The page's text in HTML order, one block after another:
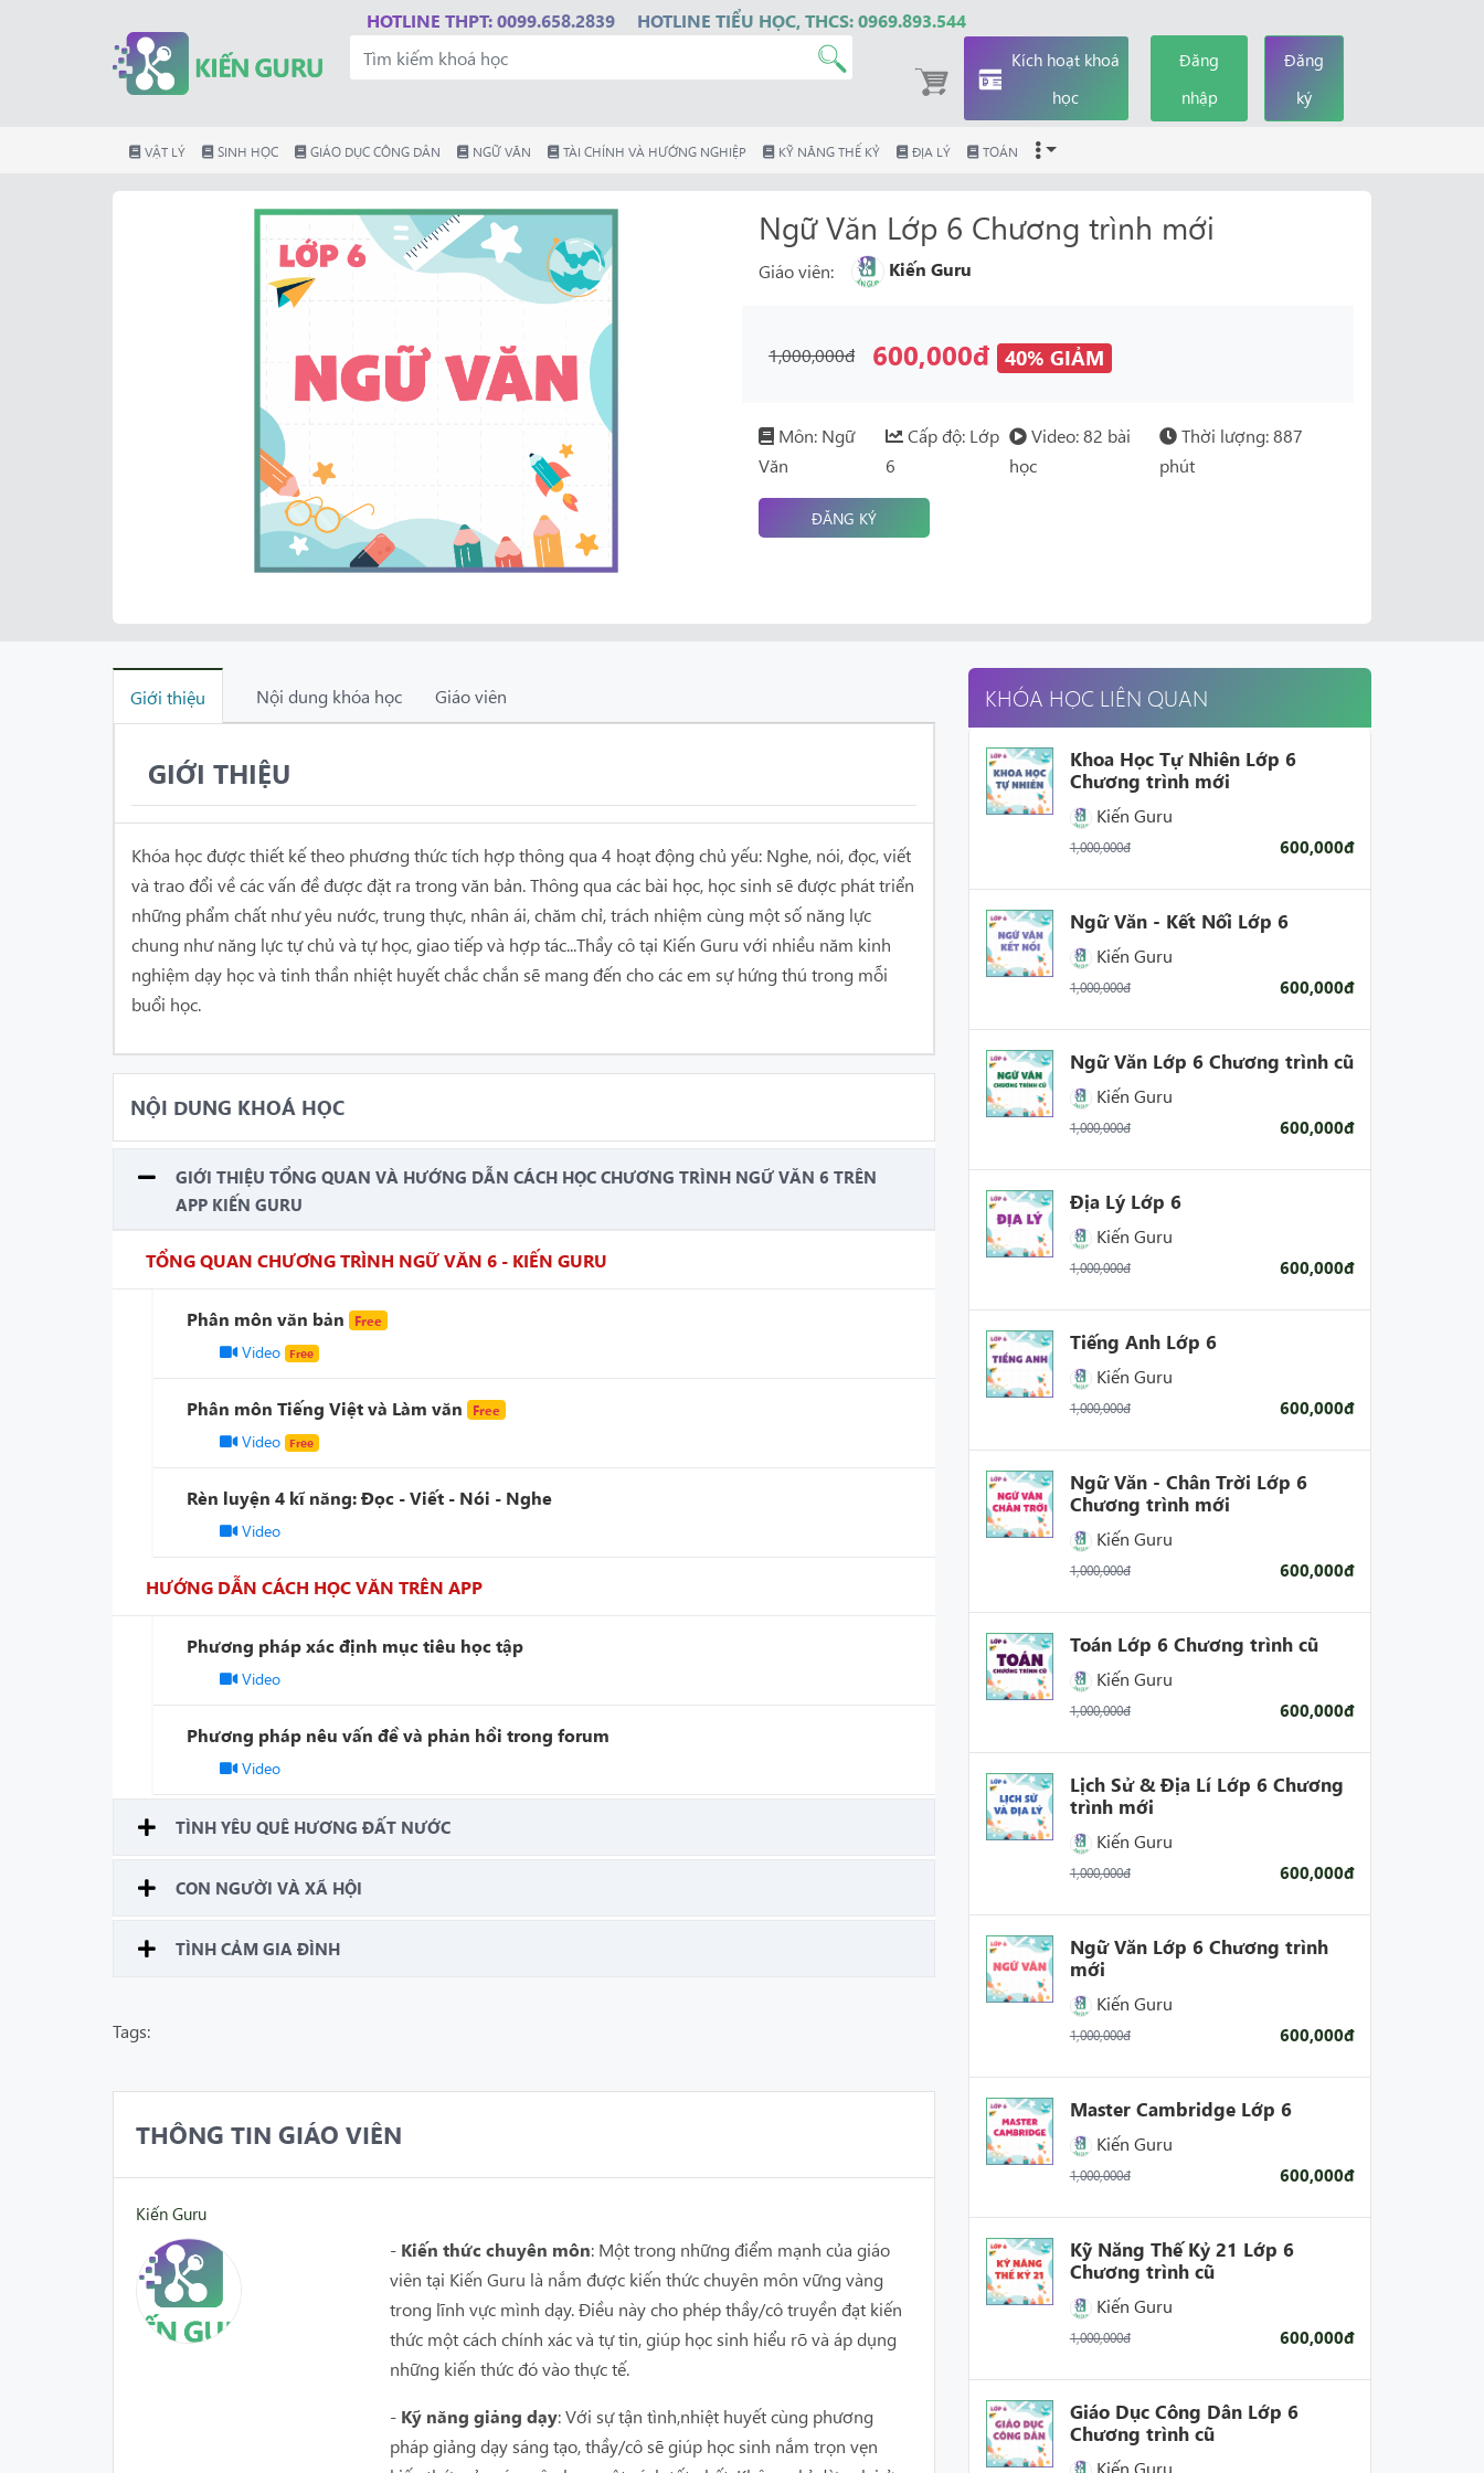
HOTLINE THPT: 0099.658.2839 HOTLINE TIỂU HỌC, THCS: 0969.893.544
Kích hoạt khoá
học
Đăng
nhập
Đăng
ký
VẬT LÝ SINH HỌC GIÁO DỤC CÔNG DÂN NGỮ VĂN TÀI CHÍNH VÀ HƯỚNG NGHIỆP KỸ NĂNG THẾ KỶ ĐỊA LÝ TOÁN
Ngữ Văn Lớp 6 Chương trình mới
Giáo viên: Kiến Guru
1,000,000đ 600,000đ 40% GIẢM
Môn: Ngữ
Văn
Cấp độ: Lớp
6
Video: 82 bài
học
Thời lượng: 887
phút
ĐĂNG KÝ
Giới thiệu Nội dung khóa học Giáo viên
GIỚI THIỆU
Khóa học được thiết kế theo phương thức tích hợp thông qua 4 hoạt động chủ yếu: Nghe, nói, đọc, viết
và trao đổi về các vấn đề được đặt ra trong văn bản. Thông qua các bài học, học sinh sẽ được phát triển
những phẩm chất như yêu nước, trung thực, nhân ái, chăm chỉ, trách nhiệm cùng một số năng lực
chung như năng lực tự chủ và tự học, giao tiếp và hợp tác...Thầy cô tại Kiến Guru với nhiều năm kinh
nghiệm dạy học và tinh thần nhiệt huyết chắc chắn sẽ mang đến cho các em sự hứng thú trong mỗi
buổi học.
NỘI DUNG KHOÁ HỌC
GIỚI THIỆU TỔNG QUAN VÀ HƯỚNG DẪN CÁCH HỌC CHƯƠNG TRÌNH NGỮ VĂN 6 TRÊN
APP KIẾN GURU
TỔNG QUAN CHƯƠNG TRÌNH NGỮ VĂN 6 - KIẾN GURU
Phân môn văn bản Free
Video Free
Phân môn Tiếng Việt và Làm văn Free
Video Free
Rèn luyện 4 kĩ năng: Đọc - Viết - Nói - Nghe
Video
HƯỚNG DẪN CÁCH HỌC VĂN TRÊN APP
Phương pháp xác định mục tiêu học tập
Video
Phương pháp nêu vấn đề và phản hồi trong forum
Video
TÌNH YÊU QUÊ HƯƠNG ĐẤT NƯỚC
CON NGƯỜI VÀ XÃ HỘI
TÌNH CẢM GIA ĐÌNH
Tags:
THÔNG TIN GIÁO VIÊN
Kiến Guru
- Kiến thức chuyên môn: Một trong những điểm mạnh của giáo
viên tại Kiến Guru là nắm được kiến thức chuyên môn vững vàng
trong lĩnh vực mình dạy. Điều này cho phép thầy/cô truyền đạt kiến
thức một cách chính xác và tự tin, giúp học sinh hiểu rõ và áp dụng
những kiến thức đó vào thực tế.
- Kỹ năng giảng dạy: Với sự tận tình,nhiệt huyết cùng phương
pháp giảng dạy sáng tạo, thầy/cô sẽ giúp học sinh nắm trọn vẹn
KHÓA HỌC LIÊN QUAN
Khoa Học Tự Nhiên Lớp 6
Chương trình mới
Kiến Guru
1,000,000đ 600,000đ
Ngữ Văn - Kết Nối Lớp 6
Kiến Guru
1,000,000đ 600,000đ
Ngữ Văn Lớp 6 Chương trình cũ
Kiến Guru
1,000,000đ 600,000đ
Địa Lý Lớp 6
Kiến Guru
1,000,000đ 600,000đ
Tiếng Anh Lớp 6
Kiến Guru
1,000,000đ 600,000đ
Ngữ Văn - Chân Trời Lớp 6
Chương trình mới
Kiến Guru
1,000,000đ 600,000đ
Toán Lớp 6 Chương trình cũ
Kiến Guru
1,000,000đ 600,000đ
Lịch Sử & Địa Lí Lớp 6 Chương
trình mới
Kiến Guru
1,000,000đ 600,000đ
Ngữ Văn Lớp 6 Chương trình
mới
Kiến Guru
1,000,000đ 600,000đ
Master Cambridge Lớp 6
Kiến Guru
1,000,000đ 600,000đ
Kỹ Năng Thế Kỷ 21 Lớp 6
Chương trình cũ
Kiến Guru
1,000,000đ 600,000đ
Giáo Dục Công Dân Lớp 6
Chương trình cũ
Kiến Guru